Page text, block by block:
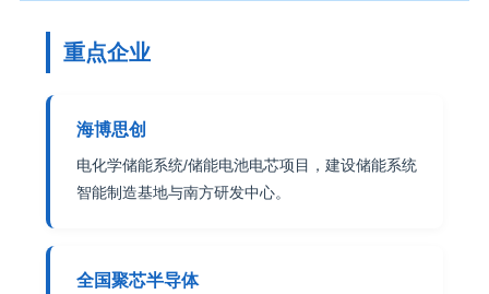
重点企业
海博思创
电化学储能系统/储能电池电芯项目，建设储能系统
智能制造基地与南方研发中心。
全国聚芯半导体